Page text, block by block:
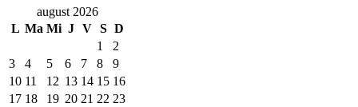
august 2026
L Ma Mi J V S D
1
2
3
4 5 6 7 8
9
10 11 12 13 14 15 16
17 18 19 20 21 22 23